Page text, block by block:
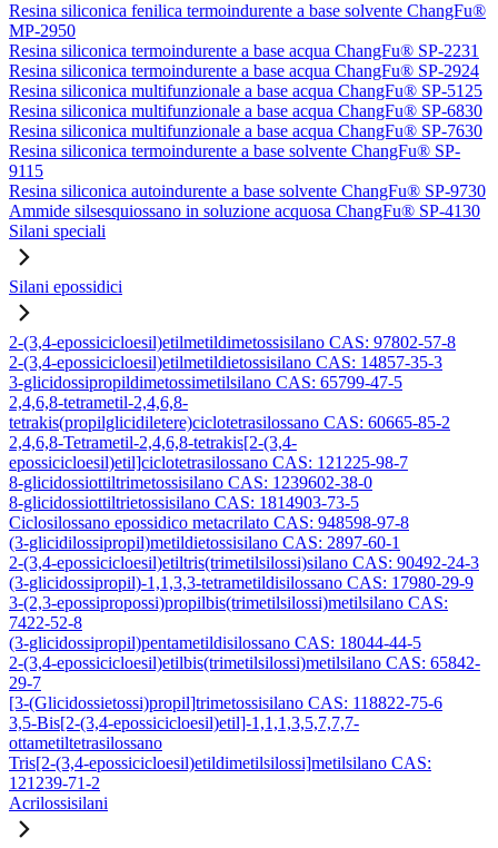
Resina siliconica fenilica termoindurente a base solvente ChangFu®
MP-2950
Resina siliconica termoindurente a base acqua ChangFu® SP-2231
Resina siliconica termoindurente a base acqua ChangFu® SP-2924
Resina siliconica multifunzionale a base acqua ChangFu® SP-5125
Resina siliconica multifunzionale a base acqua ChangFu® SP-6830
Resina siliconica multifunzionale a base acqua ChangFu® SP-7630
Resina siliconica termoindurente a base solvente ChangFu® SP-
9115
Resina siliconica autoindurente a base solvente ChangFu® SP-9730
Ammide silsesquiossano in soluzione acquosa ChangFu® SP-4130
Silani speciali
Silani epossidici
2-(3,4-epossicicloesil)etilmetildimetossisilano CAS: 97802-57-8
2-(3,4-epossicicloesil)etilmetildietossisilano CAS: 14857-35-3
3-glicidossipropildimetossimetilsilano CAS: 65799-47-5
2,4,6,8-tetrametil-2,4,6,8-
tetrakis(propilglicidiletere)ciclotetrasilossano CAS: 60665-85-2
2,4,6,8-Tetrametil-2,4,6,8-tetrakis[2-(3,4-
epossicicloesil)etil]ciclotetrasilossano CAS: 121225-98-7
8-glicidossiottiltrimetossisilano CAS: 1239602-38-0
8-glicidossiottiltrietossisilano CAS: 1814903-73-5
Ciclosilossano epossidico metacrilato CAS: 948598-97-8
(3-glicidilossipropil)metildietossisilano CAS: 2897-60-1
2-(3,4-epossicicloesil)etiltris(trimetilsilossi)silano CAS: 90492-24-3
(3-glicidossipropil)-1,1,3,3-tetrametildisilossano CAS: 17980-29-9
3-(2,3-epossipropossi)propilbis(trimetilsilossi)metilsilano CAS:
7422-52-8
(3-glicidossipropil)pentametildisilossano CAS: 18044-44-5
2-(3,4-epossicicloesil)etilbis(trimetilsilossi)metilsilano CAS: 65842-
29-7
[3-(Glicidossietossi)propil]trimetossisilano CAS: 118822-75-6
3,5-Bis[2-(3,4-epossicicloesil)etil]-1,1,1,3,5,7,7,7-
ottametiltetrasilossano
Tris[2-(3,4-epossicicloesil)etildimetilsilossi]metilsilano CAS:
121239-71-2
Acrilossisilani